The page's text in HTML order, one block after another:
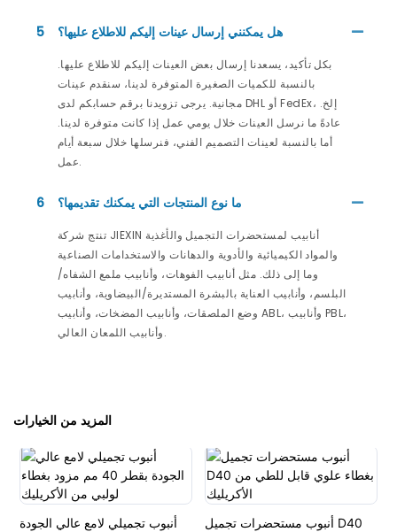
5 هل يمكنني إرسال عينات إليكم للاطلاع عليها؟
بكل تأكيد، يسعدنا إرسال بعض العينات إليكم للاطلاع عليها.
بالنسبة للكميات الصغيرة المتوفرة لدينا، سنقدم عينات
مجانية. يرجى تزويدنا برقم حسابكم لدى DHL أو FedEx، إلخ.
عادةً ما نرسل العينات خلال يومي عمل إذا كانت متوفرة لدينا.
أما بالنسبة لعينات التصميم الفني، فنرسلها خلال سبعة أيام
عمل.
6 ما نوع المنتجات التي يمكنك تقديمها؟
تنتج شركة JIEXIN أنابيب لمستحضرات التجميل والأغذية
والمواد الكيميائية والأدوية والدهانات والاستخدامات الصناعية
وما إلى ذلك. مثل أنابيب الفوهات، وأنابيب ملمع الشفاه/
البلسم، وأنابيب العناية بالبشرة المستديرة/البيضاوية، وأنابيب
وضع الملصقات، وأنابيب المضخات، وأنابيب ABL، وأنابيب PBL،
وأنابيب اللمعان العالي.
المزيد من الخيارات
أنبوب تجميلي لامع عالي الجودة
أنبوب مستحضرات تجميل D40